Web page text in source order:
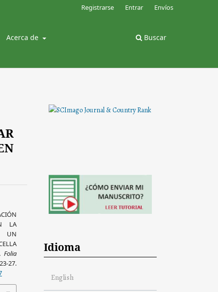
Acerca de Buscar
Registrarse Entrar Envíos
LA
UN
Folia
Idioma
English